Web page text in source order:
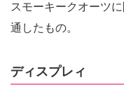
スモーキークオーツ
通したもの。
ディスプレィ